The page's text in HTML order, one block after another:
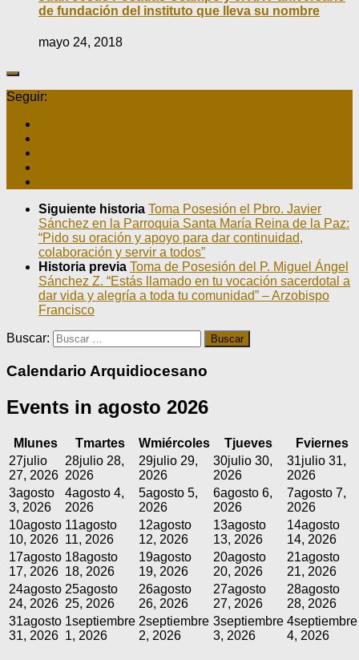
de fundación del instituto que lleva su nombre
mayo 24, 2018
Seguir:
Siguiente historia Toma Posesión el Pbro. Javier
Sánchez en la Parroquia Santa María Reina de la Paz:
“Pido su oración y apoyo para dar continuidad,
colaboración y servir a todos”
Historia previa Toma de Posesión del P. Miguel Ángel
Sánchez Z. “Estás llamado en tu vocación sacerdotal a
dar vida y alegría a toda tu comunidad” – Arzobispo
Francisco
Buscar:
Calendario Arquidiocesano
Events in agosto 2026
M lunes Tmartes Wmiércoles Tjueves Fviernes
27julio
27, 2026
28julio 28,
2026
29julio 29,
2026
30julio 30,
2026
31julio 31,
2026
3agosto
3, 2026
4agosto 4,
2026
5agosto 5,
2026
6agosto 6,
2026
7agosto 7,
2026
10agosto
10, 2026
11agosto
11, 2026
12agosto
12, 2026
13agosto
13, 2026
14agosto
14, 2026
17agosto
17, 2026
18agosto
18, 2026
19agosto
19, 2026
20agosto
20, 2026
21agosto
21, 2026
24agosto
24, 2026
25agosto
25, 2026
26agosto
26, 2026
27agosto
27, 2026
28agosto
28, 2026
31agosto
31, 2026
1septiembre
1, 2026
2septiembre
2, 2026
3septiembre
3, 2026
4septiembre
4, 2026